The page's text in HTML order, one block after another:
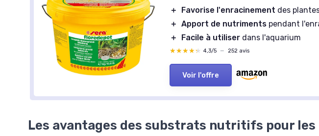
＋ Favorise l'enracinement des
＋ Apport de nutriments pendant
＋
Facile à utiliser dans l'aquarium
★★★★★
★★★★★ 4,3/5 — 252 avis
Voir l'offre
Les avantages des substrats nutritifs pour les